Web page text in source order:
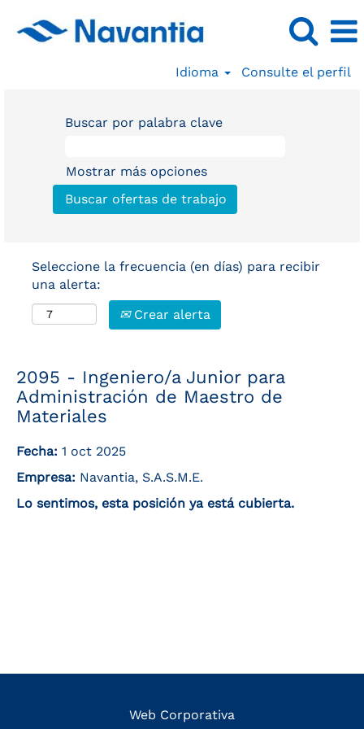
Idioma Consulte el perfil
Buscar por palabra clave
Mostrar más opciones
Seleccione la frecuencia (en días) para recibir
una alerta:
Crear alerta
2095 - Ingeniero/a Junior para
Administración de Maestro de
Materiales
Fecha: 1 oct 2025
Empresa: Navantia, S.A.S.M.E.
Lo sentimos, esta posición ya está cubierta.
Web Corporativa